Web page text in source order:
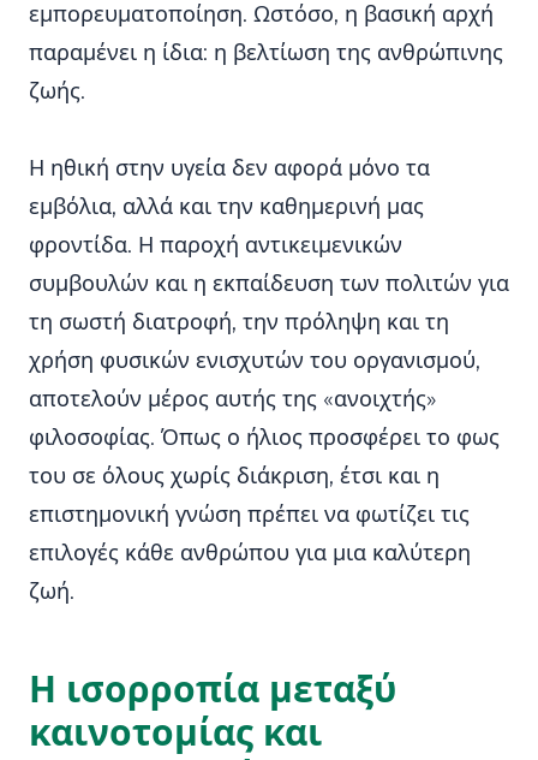
εμπορευματοποίηση. Ωστόσο, η βασική αρχή
παραμένει η ίδια: η βελτίωση της ανθρώπινης
ζωής.
Η ηθική στην υγεία δεν αφορά μόνο τα
εμβόλια, αλλά και την καθημερινή μας
φροντίδα. Η παροχή αντικειμενικών
συμβουλών και η εκπαίδευση των πολιτών για
τη σωστή διατροφή, την πρόληψη και τη
χρήση φυσικών ενισχυτών του οργανισμού,
αποτελούν μέρος αυτής της «ανοιχτής»
φιλοσοφίας. Όπως ο ήλιος προσφέρει το φως
του σε όλους χωρίς διάκριση, έτσι και η
επιστημονική γνώση πρέπει να φωτίζει τις
επιλογές κάθε ανθρώπου για μια καλύτερη
ζωή.
Η ισορροπία μεταξύ
καινοτομίας και